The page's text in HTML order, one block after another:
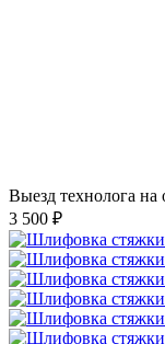
Выезд технолога
3 500 ₽